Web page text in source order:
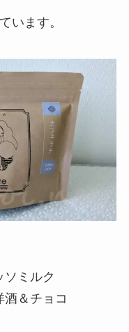
います。
ミルク
＆チョコ